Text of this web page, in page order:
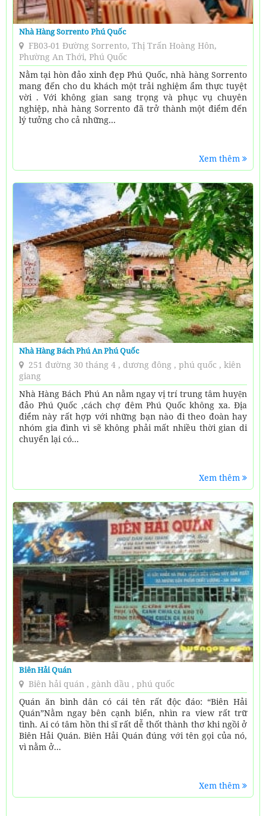
Nhà Hàng Sorrento Phú Quốc
FB03-01 Đường Sorrento, Thị Trấn Hoàng Hôn,
Phường An Thới, Phú Quốc
Nằm tại hòn đảo xinh đẹp Phú Quốc, nhà hàng Sorrento
mang đến cho du khách một trải nghiệm ẩm thực tuyệt
vời . Với không gian sang trọng và phục vụ chuyên
nghiệp, nhà hàng Sorrento đã trở thành một điểm đến
lý tưởng cho cả những...
Xem thêm
Nhà Hàng Bách Phú An Phú Quốc
251 đường 30 tháng 4 , dương đông , phú quốc , kiên
giang
Nhà Hàng Bách Phú An nằm ngay vị trí trung tâm huyện
đảo Phú Quốc ,cách chợ đêm Phú Quốc không xa. Địa
điểm này rất hợp với những bạn nào đi theo đoàn hay
nhóm gia đình vì sẽ không phải mất nhiều thời gian di
chuyển lại có...
Xem thêm
Biên Hải Quán
Biên hải quán , gành dầu , phú quốc
Quán ăn bình dân có cái tên rất độc đáo: “Biên Hải
Quán”Nằm ngay bên cạnh biển, nhìn ra view rất trữ
tình. Ai có tâm hồn thi sĩ rất dễ thốt thành thơ khi ngồi ở
Biên Hải Quán. Biên Hải Quán đúng với tên gọi của nó,
vì nằm ở...
Xem thêm